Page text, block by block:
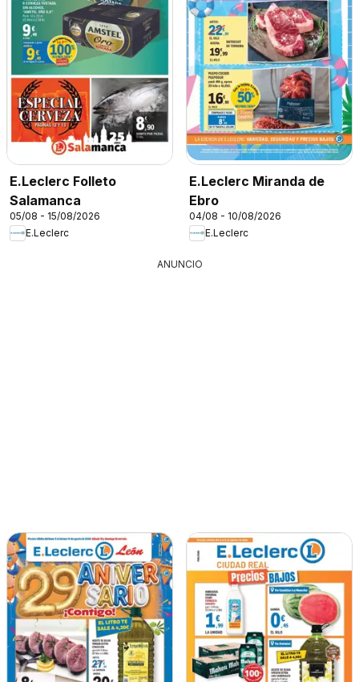
E.Leclerc Folleto
Salamanca
05/08 - 15/08/2026
E.Leclerc
E.Leclerc Miranda de
Ebro
04/08 - 10/08/2026
E.Leclerc
ANUNCIO